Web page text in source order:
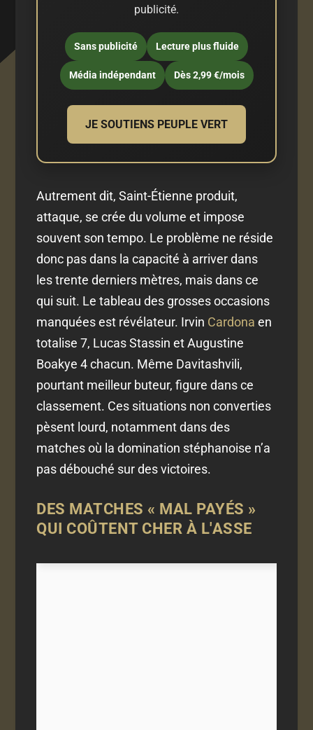
publicité.
Sans publicité Lecture plus fluide
Média indépendant Dès 2,99 €/mois
JE SOUTIENS PEUPLE VERT
Autrement dit, Saint-Étienne produit,
attaque, se crée du volume et impose
souvent son tempo. Le problème ne réside
donc pas dans la capacité à arriver dans
les trente derniers mètres, mais dans ce
qui suit. Le tableau des grosses occasions
manquées est révélateur. Irvin Cardona en
totalise 7, Lucas Stassin et Augustine
Boakye 4 chacun. Même Davitashvili,
pourtant meilleur buteur, figure dans ce
classement. Ces situations non converties
pèsent lourd, notamment dans des
matches où la domination stéphanoise n’a
pas débouché sur des victoires.
DES MATCHES « MAL PAYÉS »
QUI COÛTENT CHER À L'ASSE